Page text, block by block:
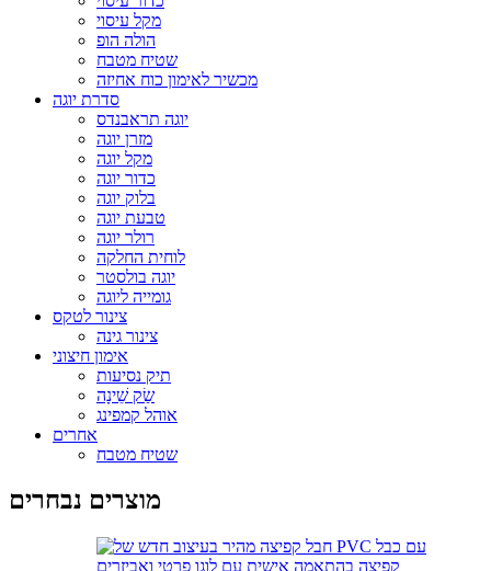
מקל עיסוי
הולה הופ
שטיח מטבח
מכשיר לאימון כוח אחיזה
סדרת יוגה
יוגה תראבנדס
מזרן יוגה
מקל יוגה
כדור יוגה
בלוק יוגה
טבעת יוגה
רולר יוגה
לוחית החלקה
יוגה בולסטר
גומייה ליוגה
צינור לטקס
צינור גינה
אימון חיצוני
תיק נסיעות
שַׂק שֵׁינָה
אוהל קמפינג
אחרים
שטיח מטבח
מוצרים נבחרים